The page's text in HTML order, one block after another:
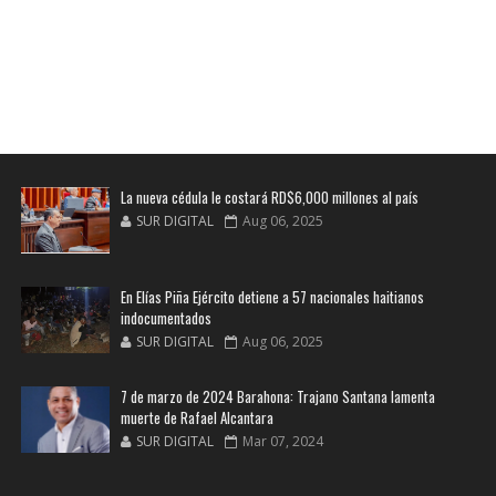
La nueva cédula le costará RD$6,000 millones al país
SUR DIGITAL Aug 06, 2025
En Elías Piña Ejército detiene a 57 nacionales haitianos
indocumentados
SUR DIGITAL Aug 06, 2025
7 de marzo de 2024 Barahona: Trajano Santana lamenta
muerte de Rafael Alcantara
SUR DIGITAL Mar 07, 2024